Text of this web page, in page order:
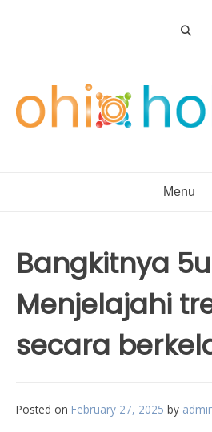
Menu
Bangkitnya
Menjelajahi
secara
Posted on February 27, 2025 by